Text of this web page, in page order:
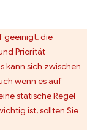
geeinigt, die
Priorität
kann sich zwischen
wenn es auf
statische Regel
ist, sollten Sie